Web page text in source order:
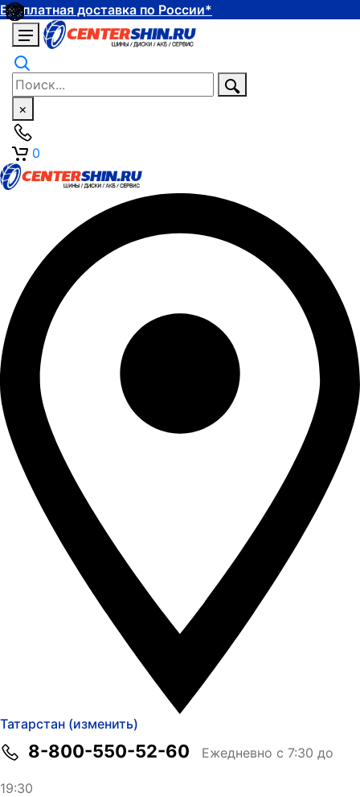
Бесплатная доставка по России*
×
0
Татарстан (изменить)
8-800-550-52-60 Ежедневно с 7:30 до
19:30